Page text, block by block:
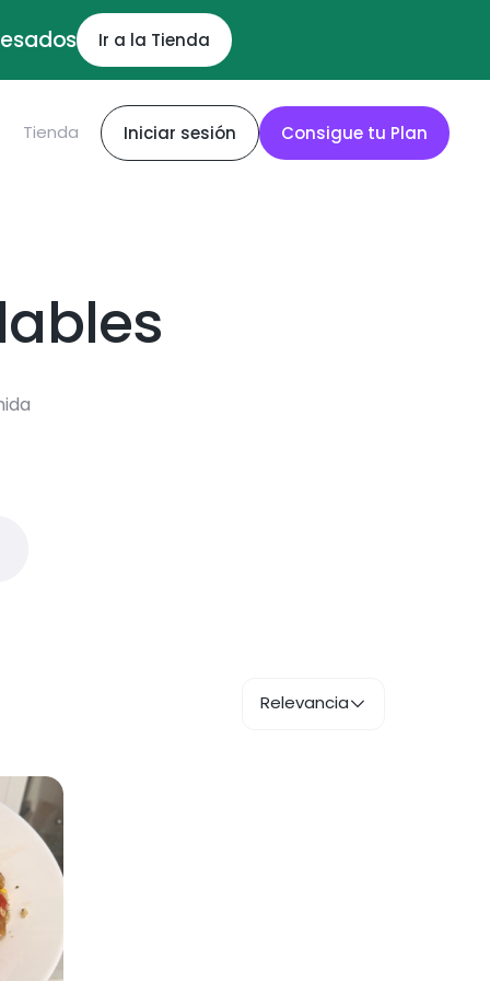
Ir a la Tienda
Tienda Iniciar sesión Consigue tu Plan
Relevancia